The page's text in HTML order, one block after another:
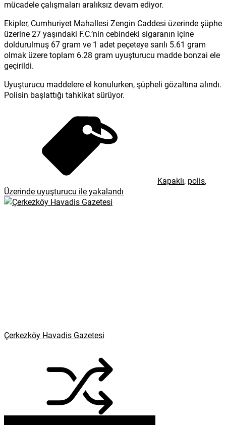
mücadele çalışmaları aralıksız devam ediyor.
Ekipler, Cumhuriyet Mahallesi Zengin Caddesi üzerinde şüphe
üzerine 27 yaşındaki F.C.’nin cebindeki sigaranın içine
doldurulmuş 67 gram ve 1 adet peçeteye sarılı 5.61 gram
olmak üzere toplam 6.28 gram uyuşturucu madde bonzai ele
geçirildi.
Uyuşturucu maddelere el konulurken, şüpheli gözaltına alındı.
Polisin başlattığı tahkikat sürüyor.
Kapaklı, polis,
Üzerinde uyuşturucu ile yakalandı
Çerkezköy Havadis Gazetesi